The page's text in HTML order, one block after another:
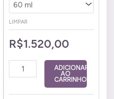
LIMPAR
R$1.520,00
Herbal
quantidade
ADICIONAR
AO
CARRINHO